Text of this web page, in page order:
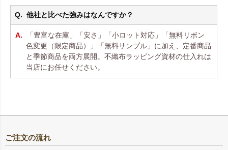
他社と比べた強みはなんですか？
「豊富な在庫」「安さ」「小ロット対応」「無料リボン
色変更（限定商品）」「無料サンプル」に加え、定番商品
と季節商品を両方展開。不織布ラッピング資材の仕入れは
当店にお任せください。
ご注文の流れ